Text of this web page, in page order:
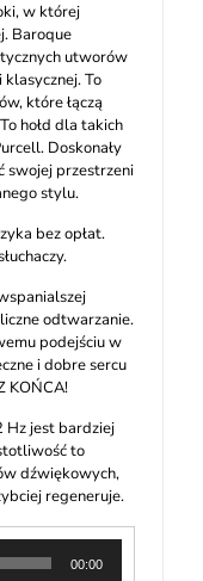
w której
Baroque
utworów
To
które łączą
hołd dla takich
Doskonały
swojej przestrzeni
stylu.
bez opłat.
odtwarzanie.
podejściu w
i dobre sercu
KOŃCA!
Hz jest bardziej
to
dźwiękowych,
regeneruje.
00:00